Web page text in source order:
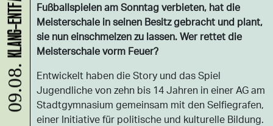
Fußballspielen am Sonntag verbieten, hat die
Meisterschale in seinen Besitz gebracht und plant,
sie nun einschmelzen zu lassen. Wer rettet die
Meisterschale vorm Feuer?
Entwickelt haben die Story und das Spiel
Jugendliche von zehn bis 14 Jahren in einer AG am
Stadtgymnasium gemeinsam mit den Selfiegrafen,
einer Initiative für politische und kulturelle Bildung.
09.08.